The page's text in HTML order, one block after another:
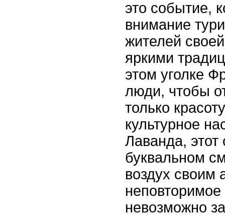
это событие,
внимание
жителей
яркими
этом уголке
люди, чтобы
только
культурное
Лаванда,
буквальном
воздух своим
неповторимое
невозможно